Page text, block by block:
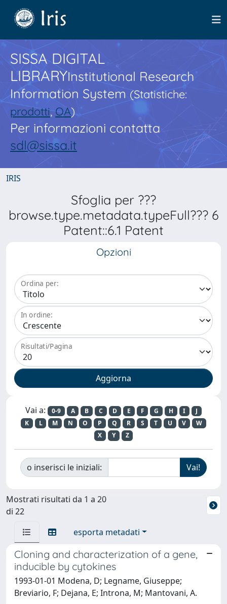
SISSA DIGITAL
LIBRARYInstitutional Research
Information System(Statistiche:
prodotti,OA)
Per informazioni contatta
sdl@sissa.it
IRIS
Sfoglia per ???
browse.type.metadata.typeFull??? 6
Patent::6.1 Patent
Opzioni
Ordina per:
In ordine:
Risultati/Pagina
Vai a: 0-9 A B C D E F G H I
J
K
L M N O P Q R S T U V
W
X
Y Z
o inserisci le iniziali:
Mostrati risultati da 1 a 20
di 22
esporta metadati
Cloning and characterization of a gene,
inducible by cytokines
1993-01-01 Modena, D; Legname, Giuseppe;
Breviario, F; Dejana, E; Introna, M; Mantovani, A.